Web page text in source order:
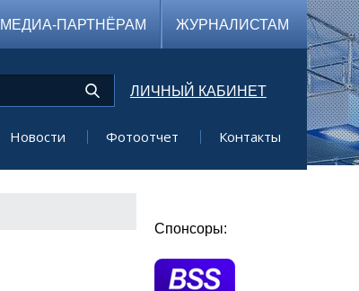
МЕДИА-ПАРТНЁРАМ ЖУРНАЛИСТАМ
ЛИЧНЫЙ КАБИНЕТ
Новости Фотоотчет Контакты
Спонсоры: